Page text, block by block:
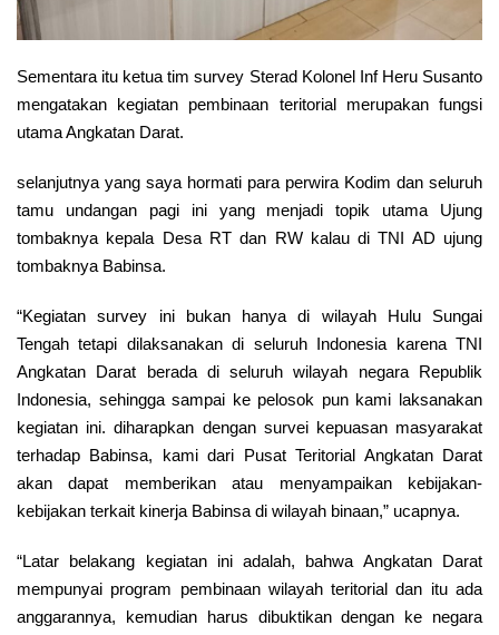
Sementara itu ketua tim survey Sterad Kolonel Inf Heru Susanto
mengatakan kegiatan pembinaan teritorial merupakan fungsi
utama Angkatan Darat.
selanjutnya yang saya hormati para perwira Kodim dan seluruh
tamu undangan pagi ini yang menjadi topik utama Ujung
tombaknya kepala Desa RT dan RW kalau di TNI AD ujung
tombaknya Babinsa.
“Kegiatan survey ini bukan hanya di wilayah Hulu Sungai
Tengah tetapi dilaksanakan di seluruh Indonesia karena TNI
Angkatan Darat berada di seluruh wilayah negara Republik
Indonesia, sehingga sampai ke pelosok pun kami laksanakan
kegiatan ini. diharapkan dengan survei kepuasan masyarakat
terhadap Babinsa, kami dari Pusat Teritorial Angkatan Darat
akan dapat memberikan atau menyampaikan kebijakan-
kebijakan terkait kinerja Babinsa di wilayah binaan,” ucapnya.
“Latar belakang kegiatan ini adalah, bahwa Angkatan Darat
mempunyai program pembinaan wilayah teritorial dan itu ada
anggarannya, kemudian harus dibuktikan dengan ke negara